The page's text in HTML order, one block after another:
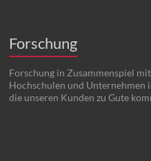
Forschung
Forschung in Zusammenspiel
Hochschulen und Unternehmen
die unseren Kunden zu Gute